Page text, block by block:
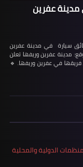
عفرين
سيارة في مدينة عفرين
مدينة عفرين وريفها تعلن
في عفرين وريفها. 🔹
الدولية والمحلية